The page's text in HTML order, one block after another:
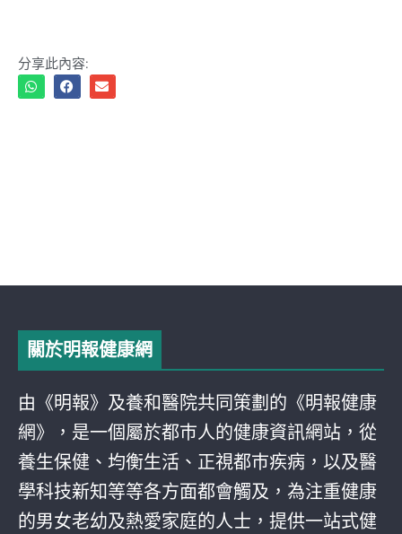
分享此內容:
關於明報健康網
由《明報》及養和醫院共同策劃的《明報健康
網》，是一個屬於都巿人的健康資訊網站，從
養生保健、均衡生活、正視都巿疾病，以及醫
學科技新知等等各方面都會觸及，為注重健康
的男女老幼及熱愛家庭的人士，提供一站式健